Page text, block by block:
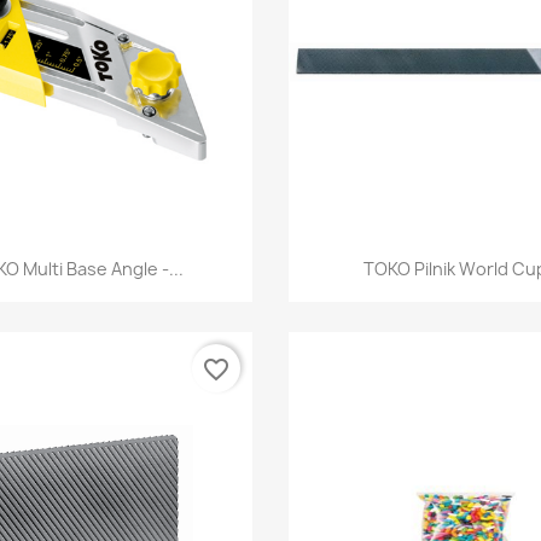
Szybki podgląd
Multi Base Angle -... Szybki
TOKO Pilnik World
favorite_border